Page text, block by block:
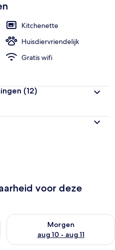
Kitchenette
Huisdiervriendelijk
Gratis wifi
(12)
voor deze
voor vanavond aug 9 - aug
Morgen
aug 10 - aug 11
De beschikbaarheid